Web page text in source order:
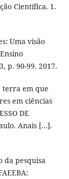
Científica. 1.
Uma visão
p. 90-99. 2017.
terra em que
em ciências
DE
Anais [...].
da pesquisa